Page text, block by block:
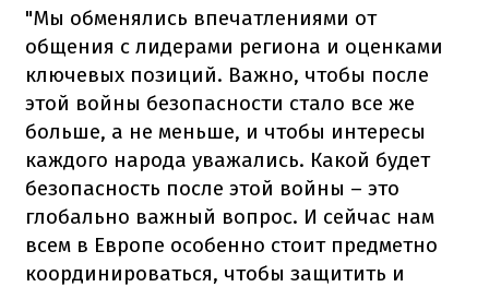
"Мы обменялись впечатлениями от
общения с лидерами региона и оценками
ключевых позиций. Важно, чтобы после
этой войны безопасности стало все же
больше, а не меньше, и чтобы интересы
каждого народа уважались. Какой будет
безопасность после этой войны – это
глобально важный вопрос. И сейчас нам
всем в Европе особенно стоит предметно
координироваться, чтобы защитить и